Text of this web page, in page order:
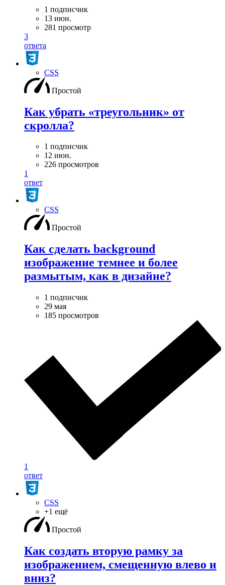
1 подписчик
13 июн.
281 просмотр
3
ответа
CSS
Простой
Как убрать «треугольник» от
скролла?
1 подписчик
12 июн.
226 просмотров
1
ответ
CSS
Простой
Как сделать background
изображение темнее и более
размытым, как в дизайне?
1 подписчик
29 мая
185 просмотров
1
ответ
CSS
+1 ещё
Простой
Как создать вторую рамку за
изображением, смещенную влево и
вниз?